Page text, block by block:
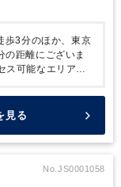
歩3分のほか、東京
の距離にございま
ス可能なエリアで
業まで多岐に渡り
ームゾーンとなる
自計化率は100%
勤務のご相談がで
見る
No.JS0001058